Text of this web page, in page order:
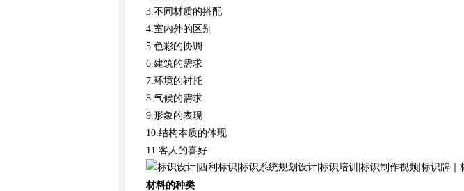
3 不同材质的搭配
4 室内外的区别
5 色彩的协调
6 建筑的需求
7 环境的衬托
8 气候的需求
9 形象的表现
10 结构本质的体现
11 客人的喜好
材料的种类